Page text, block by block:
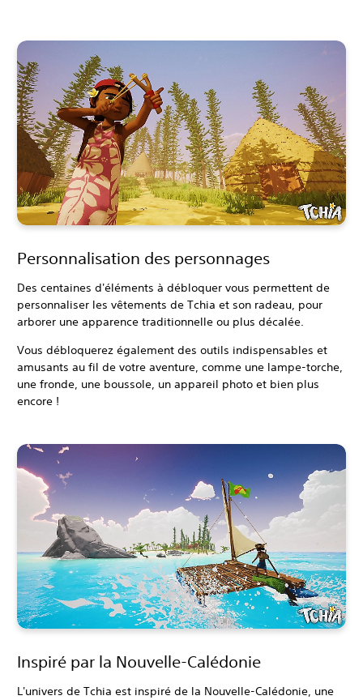
Personnalisation des personnages
Des centaines d'éléments à débloquer vous permettent de
personnaliser les vêtements de Tchia et son radeau, pour
arborer une apparence traditionnelle ou plus décalée.
Vous débloquerez également des outils indispensables et
amusants au fil de votre aventure, comme une lampe-torche,
une fronde, une boussole, un appareil photo et bien plus
encore !
Inspiré par la Nouvelle-Calédonie
L'univers de Tchia est inspiré de la Nouvelle-Calédonie, une